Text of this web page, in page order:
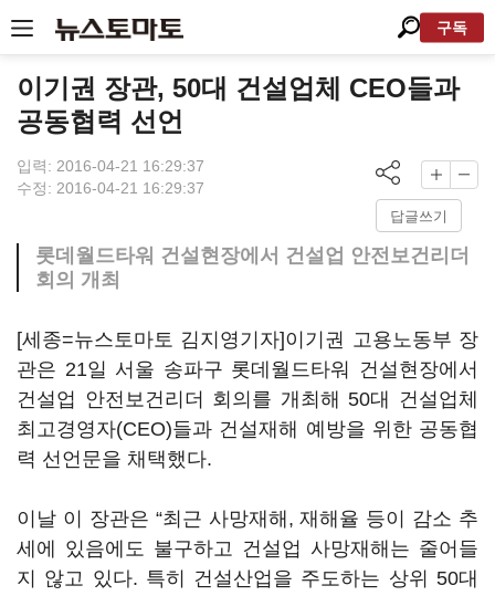
구독
이기권 장관, 50대 건설업체 CEO들과
공동협력 선언
입력: 2016-04-21 16:29:37
수정: 2016-04-21 16:29:37
답글쓰기
롯데월드타워 건설현장에서 건설업 안전보건리더
회의 개최
[세종=뉴스토마토 김지영기자]이기권 고용노동부 장
관은 21일 서울 송파구 롯데월드타워 건설현장에서
건설업 안전보건리더 회의를 개최해 50대 건설업체
최고경영자(CEO)들과 건설재해 예방을 위한 공동협
력 선언문을 채택했다.
이날 이 장관은 “최근 사망재해, 재해율 등이 감소 추
세에 있음에도 불구하고 건설업 사망재해는 줄어들
지 않고 있다. 특히 건설산업을 주도하는 상위 50대